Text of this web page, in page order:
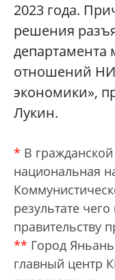
2023 года.
решения
отношений
экономики»,
Лукин.
* В
национальная
результате
правительству
** Город
главный центр